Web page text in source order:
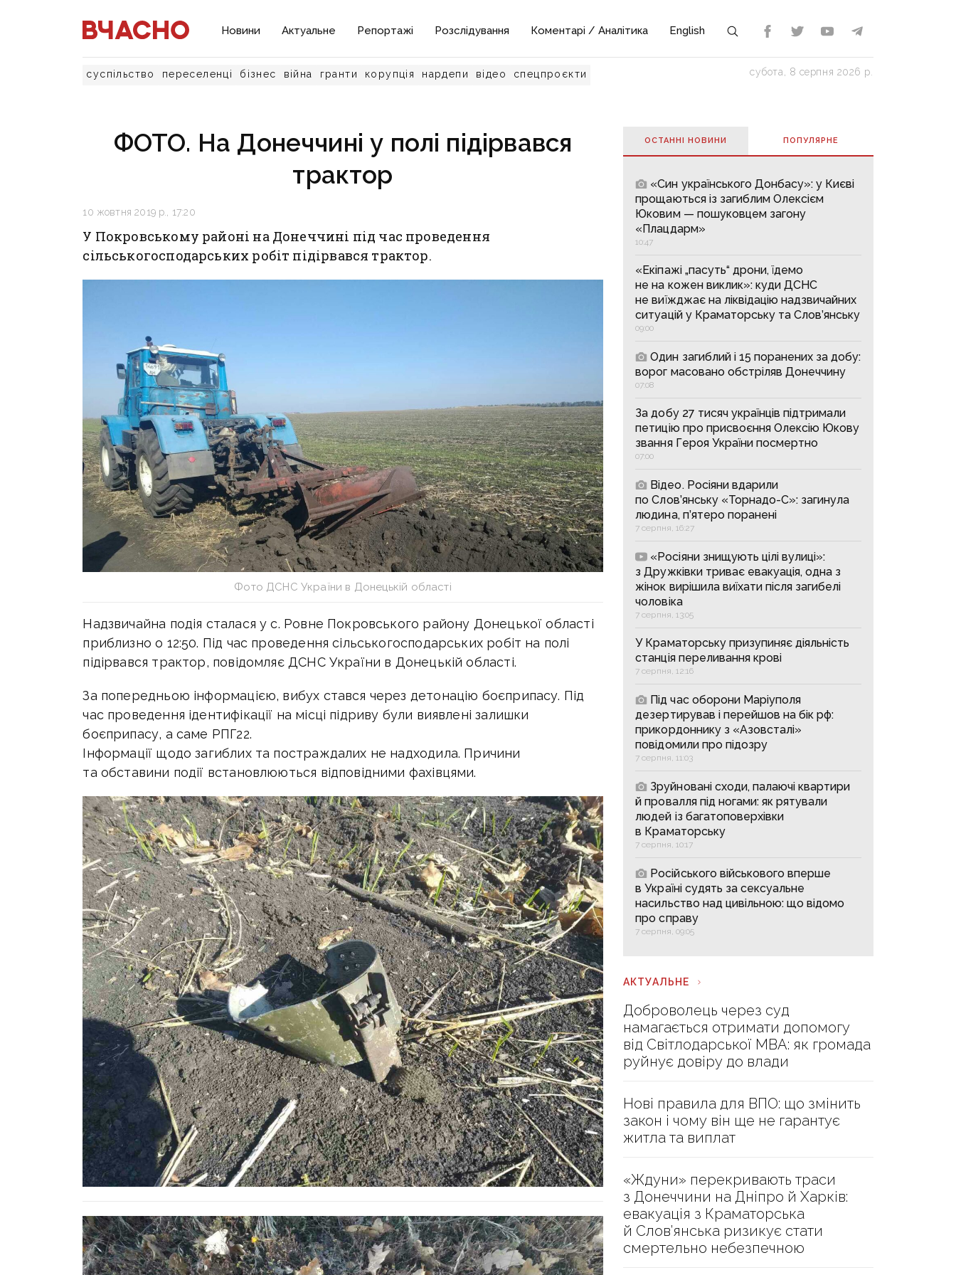
Новини Актуальне Репортажі Розслідування Коментарі / Аналітика English
суспільство переселенці бізнес війна гранти корупція нардепи відео спецпроєкти субота, 8 серпня 2026 р.
ФОТО. На Донеччині у полі підірвався
трактор
10 жовтня 2019 р., 17:20
У Покровському районі на Донеччині під час проведення
сільськогосподарських робіт підірвався трактор.
Фото ДСНС України в Донецькій області
Надзвичайна подія сталася у с. Ровне Покровського району Донецької області
приблизно о 12:50. Під час проведення сільськогосподарських робіт на полі
підірвався трактор, повідомляє ДСНС України в Донецькій області.
За попередньою інформацією, вибух стався через детонацію боєприпасу. Під
час проведення ідентифікації на місці підриву були виявлені залишки
боєприпасу, а саме РПГ22.
Інформації щодо загиблих та постраждалих не надходила. Причини
та обставини події встановлюються відповідними фахівцями.
ОСТАННІ НОВИНИ ПОПУЛЯРНE
«Син українського Донбасу»: у Києві
прощаються із загиблим Олексієм
Юковим — пошуковцем загону
«Плацдарм»
10:47
«Екіпажі „пасуть“ дрони, їдемо
не на кожен виклик»: куди ДСНС
не виїжджає на ліквідацію надзвичайних
ситуацій у Краматорську та Слов’янську
09:00
Один загиблий і 15 поранених за добу:
ворог масовано обстріляв Донеччину
07:08
За добу 27 тисяч українців підтримали
петицію про присвоєння Олексію Юкову
звання Героя України посмертно
07:00
Відео. Росіяни вдарили
по Слов’янську «Торнадо-С»: загинула
людина, п’ятеро поранені
7 серпня, 16:27
«Росіяни знищують цілі вулиці»:
з Дружківки триває евакуація, одна з
жінок вирішила виїхати після загибелі
чоловіка
7 серпня, 13:05
У Краматорську призупиняє діяльність
станція переливання крові
7 серпня, 12:16
Під час оборони Маріуполя
дезертирував і перейшов на бік рф:
прикордоннику з «Азовсталі»
повідомили про підозру
7 серпня, 11:03
Зруйновані сходи, палаючі квартири
й провалля під ногами: як рятували
людей із багатоповерхівки
в Краматорську
7 серпня, 10:17
Російського військового вперше
в Україні судять за сексуальне
насильство над цивільною: що відомо
про справу
7 серпня, 09:05
АКТУАЛЬНЕ
Доброволець через суд
намагається отримати допомогу
від Світлодарської МВА: як громада
руйнує довіру до влади
Нові правила для ВПО: що змінить
закон і чому він ще не гарантує
житла та виплат
«Ждуни» перекривають траси
з Донеччини на Дніпро й Харків:
евакуація з Краматорська
й Слов’янська ризикує стати
смертельно небезпечною